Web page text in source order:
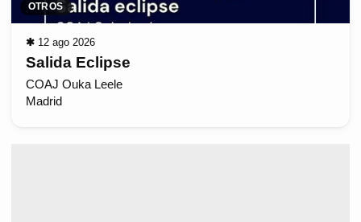
OTROS
✱ 12 ago 2026
Salida Eclipse
COAJ Ouka Leele
Madrid